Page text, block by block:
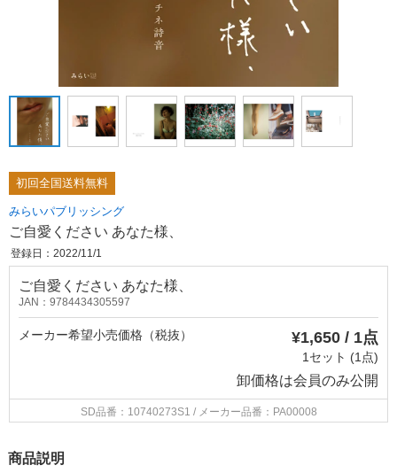
初回全国送料無料
みらいパブリッシング
ご自愛ください あなた様、
登録日：2022/11/1
ご自愛ください あなた様、
JAN：9784434305597
メーカー希望小売価格（税抜） ¥1,650 / 1点
1セット (1点)
卸価格は会員のみ公開
SD品番：10740273S1 / メーカー品番：PA00008
商品説明